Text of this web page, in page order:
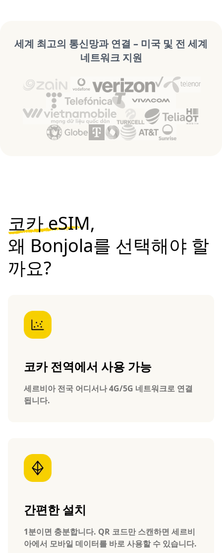
세계 최고의 통신망과 연결 – 미국 및 전 세계
네트워크 지원
코카 eSIM,
왜 Bonjola를 선택해야 할
까요?
코카 전역에서 사용 가능
세르비아 전국 어디서나 4G/5G 네트워크로 연결
됩니다.
간편한 설치
1분이면 충분합니다. QR 코드만 스캔하면 세르비
아에서 모바일 데이터를 바로 사용할 수 있습니다.